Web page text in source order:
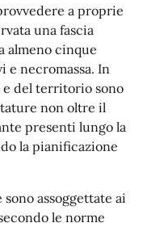
a proprie
una fascia
almeno cinque
e necromassa. In
e del territorio sono
non oltre il
presenti lungo la
la pianificazione
assoggettate ai
le norme